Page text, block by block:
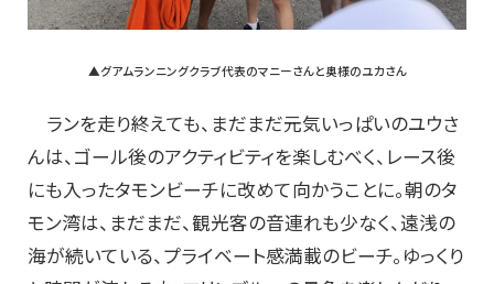
▲グアムランニングクラブ代表のマニーさんと奥様のユカさん
ランを走り終えても、まだまだ元気いっぱいのユウさ
んは、ゴール後のアクティビティを楽しむべく、レース後
にも入ったタモンビーチに改めて向かうことに。朝のタ
モン湾は、まだまだ、観光客の音連れも少なく、遠浅の
海が続いている、プライベート感満載のビーチ。ゆっくり